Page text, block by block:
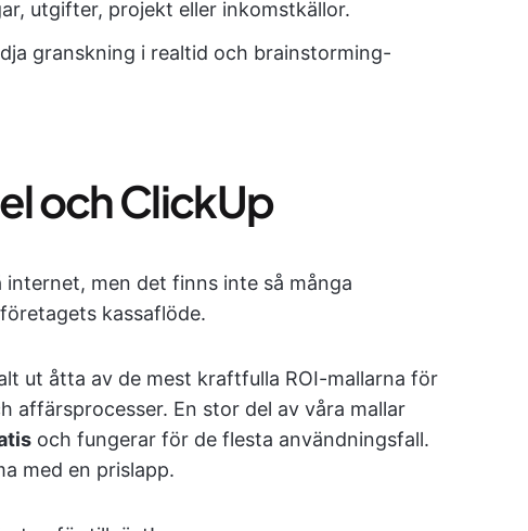
utgifter, projekt eller inkomstkällor.
granskning i realtid och brainstorming-
och ClickUp
men det finns inte så många
kassaflöde.
ut åtta av de mest kraftfulla ROI-mallarna för
affärsprocesser. En stor del av våra mallar
och fungerar för de flesta användningsfall.
med en prislapp.